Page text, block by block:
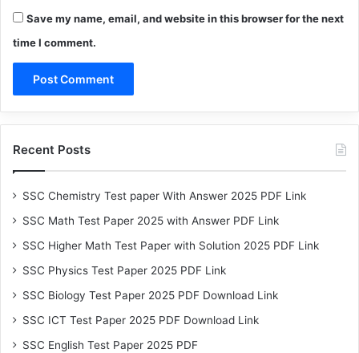
Save my name, email, and website in this browser for the next
time I comment.
Recent Posts
SSC Chemistry Test paper With Answer 2025 PDF Link
SSC Math Test Paper 2025 with Answer PDF Link
SSC Higher Math Test Paper with Solution 2025 PDF Link
SSC Physics Test Paper 2025 PDF Link
SSC Biology Test Paper 2025 PDF Download Link
SSC ICT Test Paper 2025 PDF Download Link
SSC English Test Paper 2025 PDF